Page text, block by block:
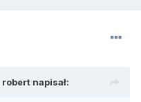
napisał: